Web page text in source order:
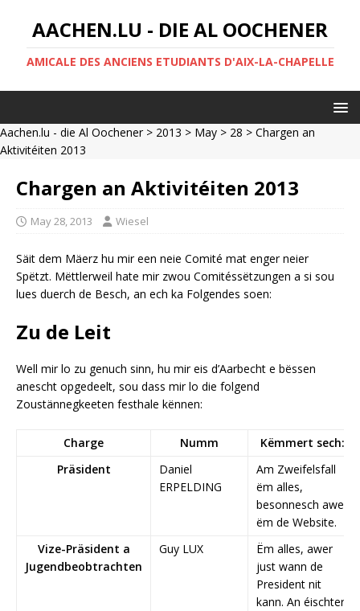
AACHEN.LU - DIE AL OOCHENER
AMICALE DES ANCIENS ETUDIANTS D'AIX-LA-CHAPELLE
Aachen.lu - die Al Oochener> 2013 > May > 28 > Chargen an
Aktivitéiten 2013
Chargen an Aktivitéiten 2013
May 28, 2013 Wiesel
Säit dem Mäerz hu mir een neie Comité mat enger neier
Spëtzt. Mëttlerweil hate mir zwou Comitéssëtzungen a si sou
lues duerch de Besch, an ech ka Folgendes soen:
Zu de Leit
Well mir lo zu genuch sinn, hu mir eis d’Aarbecht e bëssen
anescht opgedeelt, sou dass mir lo die folgend
Zoustännegkeeten festhale kënnen:
Charge Numm
Këmmert sech:
Präsident
Daniel
ERPELDING
Am Zweifelsfall
ëm alles,
besonnesch awer
ëm de Website.
Vize-Präsident a
Jugendbeobtrachten
Guy LUX
Ëm alles, awer
just wann de
President nit
kann. An éischter